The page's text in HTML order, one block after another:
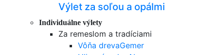
Výlet za soľou a opálmi
Individuálne výlety
Za remeslom a tradíciami
Vôňa drevaGemer